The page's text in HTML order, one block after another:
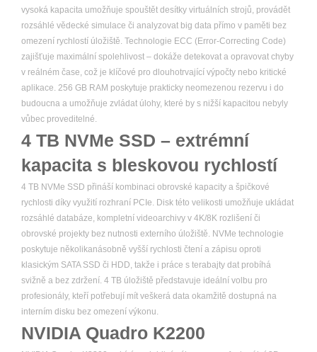
vysoká kapacita umožňuje spouštět desítky virtuálních strojů, provádět
rozsáhlé vědecké simulace či analyzovat big data přímo v paměti bez
omezení rychlostí úložiště. Technologie ECC (Error-Correcting Code)
zajišťuje maximální spolehlivost – dokáže detekovat a opravovat chyby
v reálném čase, což je klíčové pro dlouhotrvající výpočty nebo kritické
aplikace. 256 GB RAM poskytuje prakticky neomezenou rezervu i do
budoucna a umožňuje zvládat úlohy, které by s nižší kapacitou nebyly
vůbec proveditelné.
4 TB NVMe SSD – extrémní
kapacita s bleskovou rychlostí
4 TB NVMe SSD přináší kombinaci obrovské kapacity a špičkové
rychlosti díky využití rozhraní PCIe. Disk této velikosti umožňuje ukládat
rozsáhlé databáze, kompletní videoarchivy v 4K/8K rozlišení či
obrovské projekty bez nutnosti externího úložiště. NVMe technologie
poskytuje několikanásobně vyšší rychlosti čtení a zápisu oproti
klasickým SATA SSD či HDD, takže i práce s terabajty dat probíhá
svižně a bez zdržení. 4 TB úložiště představuje ideální volbu pro
profesionály, kteří potřebují mít veškerá data okamžitě dostupná na
interním disku bez omezení výkonu.
NVIDIA Quadro K2200